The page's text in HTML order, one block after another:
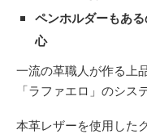
ペンホルダーもあ
心
一流の革職人が作る上
「ラファエロ」のシス
本革レザーを使用した